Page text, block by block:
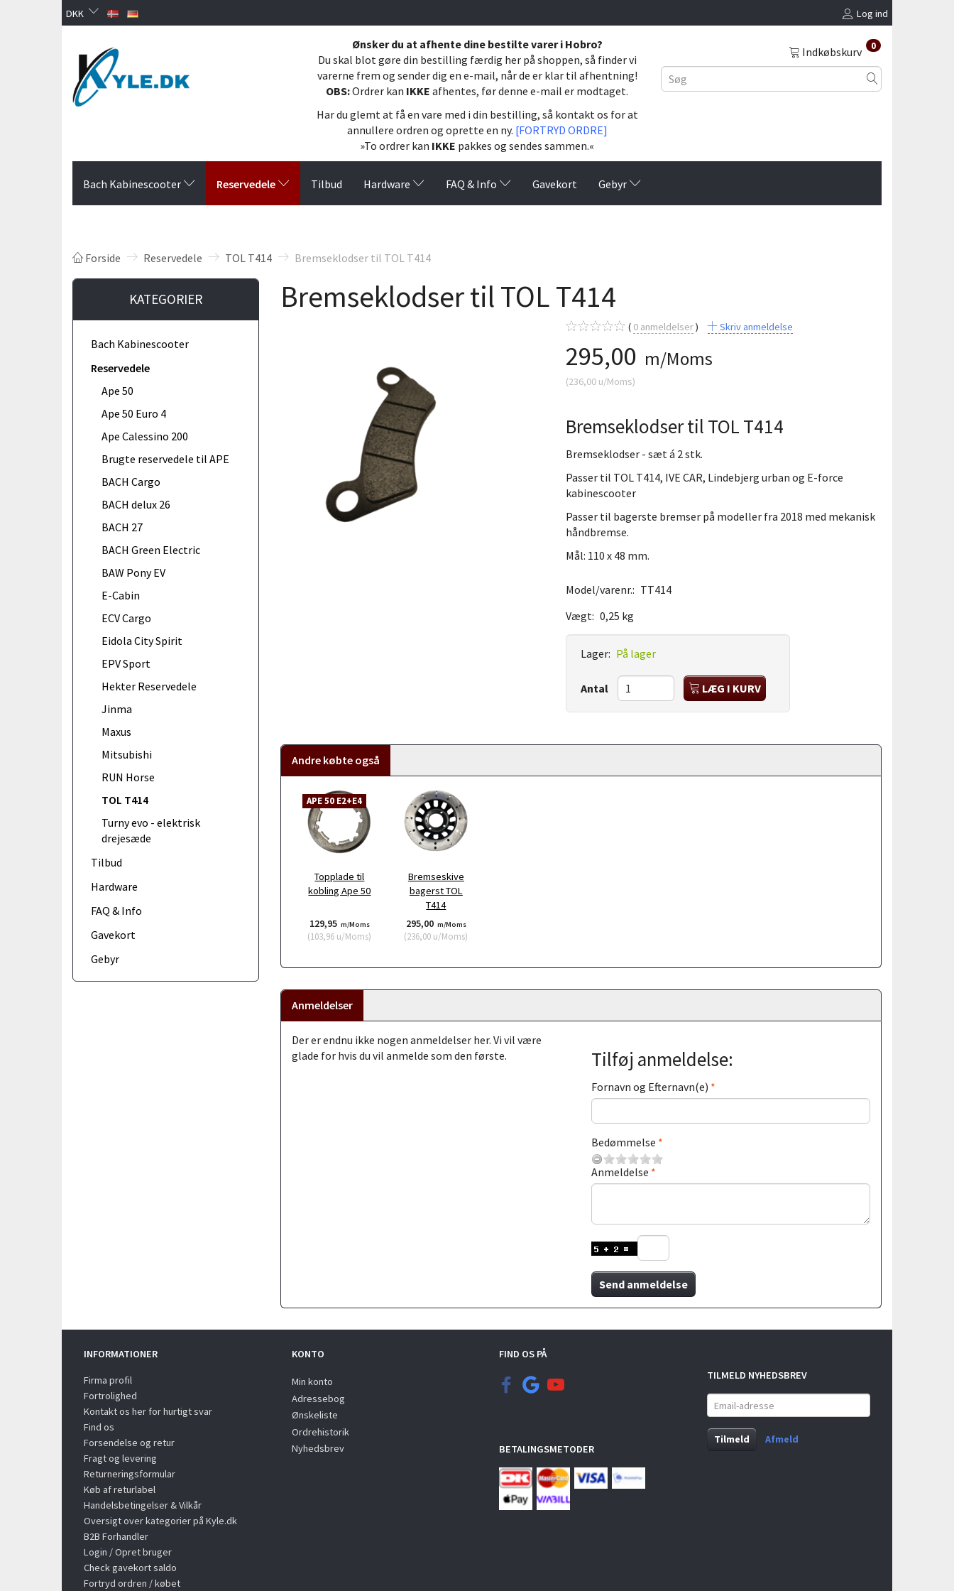
DKK Log ind
Ønsker du at afhente dine bestilte varer i Hobro?
Du skal blot gøre din bestilling færdig her på shoppen, så finder vi
varerne frem og sender dig en e-mail, når de er klar til afhentning!
OBS:Ordrer kan IKKE afhentes, før denne e-mail er modtaget.
Har du glemt at få en vare med i din bestilling, så kontakt os for at
annullere ordren og oprette en ny. [FORTRYD ORDRE]
»To ordrer kan IKKE pakkes og sendes sammen.«
Indkøbskurv 0
Bach Kabinescooter Reservedele Tilbud Hardware FAQ & Info Gavekort Gebyr
Forside Reservedele TOL T414 Bremseklodser til TOL T414
KATEGORIER
Bach Kabinescooter
Reservedele
Ape 50
Ape 50 Euro 4
Ape Calessino 200
Brugte reservedele til APE
BACH Cargo
BACH delux 26
BACH 27
BACH Green Electric
BAW Pony EV
E-Cabin
ECV Cargo
Eidola City Spirit
EPV Sport
Hekter Reservedele
Jinma
Maxus
Mitsubishi
RUN Horse
TOL T414
Turny evo - elektrisk
drejesæde
Tilbud
Hardware
FAQ & Info
Gavekort
Gebyr
Bremseklodser til TOL T414
0anmeldelser Skriv anmeldelse
295,00 m/Moms
(236,00u/Moms)
Bremseklodser til TOL T414
Bremseklodser - sæt á 2 stk.
Passer til TOL T414, IVE CAR, Lindebjerg urban og E-force
kabinescooter
Passer til bagerste bremser på modeller fra 2018 med mekanisk
håndbremse.
Mål: 110 x 48 mm.
Model/varenr.: TT414
Vægt: 0,25 kg
Lager: På lager
Antal LÆG I KURV
Andre købte også
APE 50 E2+E4
Topplade til
kobling Ape 50
129,95 m/Moms
(103,96 u/Moms)
Bremseskive
bagerst TOL
T414
295,00 m/Moms
(236,00 u/Moms)
Anmeldelser
Der er endnu ikke nogen anmeldelser her. Vi vil være
glade for hvis du vil anmelde som den første.
Tilføj anmeldelse:
Fornavn og Efternavn(e)
Bedømmelse
Anmeldelse
Send anmeldelse
INFORMATIONER
Firma profil
Fortrolighed
Kontakt os her for hurtigt svar
Find os
Forsendelse og retur
Fragt og levering
Returneringsformular
Køb af returlabel
Handelsbetingelser & Vilkår
Oversigt over kategorier på Kyle.dk
B2B Forhandler
Login / Opret bruger
Check gavekort saldo
Fortryd ordren / købet
KONTO
Min konto
Adressebog
Ønskeliste
Ordrehistorik
Nyhedsbrev
FIND OS PÅ
BETALINGSMETODER
TILMELD NYHEDSBREV
Email-
adresse
Tilmeld
Afmeld